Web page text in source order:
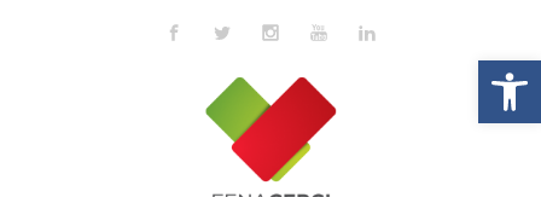
Skip to main content